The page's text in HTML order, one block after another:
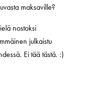
maksaville?
nostoksi
julkaistu
Ei tää tästä. :)